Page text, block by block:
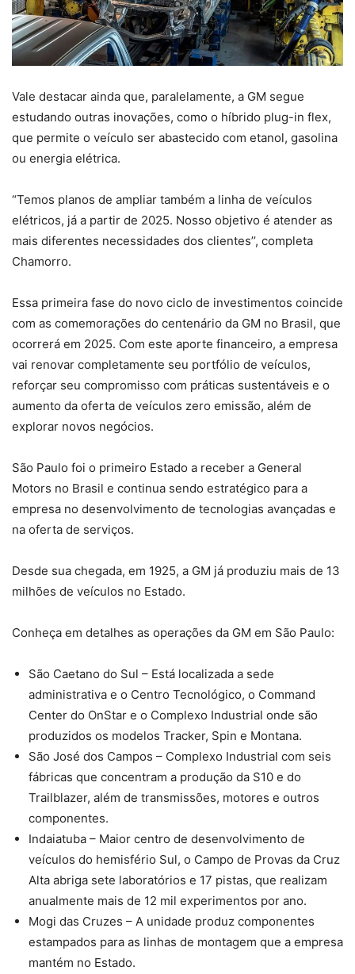
Vale destacar ainda que, paralelamente, a GM segue
estudando outras inovações, como o híbrido plug-in flex,
que permite o veículo ser abastecido com etanol, gasolina
ou energia elétrica.
“Temos planos de ampliar também a linha de veículos
elétricos, já a partir de 2025. Nosso objetivo é atender as
mais diferentes necessidades dos clientes’’, completa
Chamorro.
Essa primeira fase do novo ciclo de investimentos coincide
com as comemorações do centenário da GM no Brasil, que
ocorrerá em 2025. Com este aporte financeiro, a empresa
vai renovar completamente seu portfólio de veículos,
reforçar seu compromisso com práticas sustentáveis e o
aumento da oferta de veículos zero emissão, além de
explorar novos negócios.
São Paulo foi o primeiro Estado a receber a General
Motors no Brasil e continua sendo estratégico para a
empresa no desenvolvimento de tecnologias avançadas e
na oferta de serviços.
Desde sua chegada, em 1925, a GM já produziu mais de 13
milhões de veículos no Estado.
Conheça em detalhes as operações da GM em São Paulo:
São Caetano do Sul – Está localizada a sede
administrativa e o Centro Tecnológico, o Command
Center do OnStar e o Complexo Industrial onde são
produzidos os modelos Tracker, Spin e Montana.
São José dos Campos – Complexo Industrial com seis
fábricas que concentram a produção da S10 e do
Trailblazer, além de transmissões, motores e outros
componentes.
Indaiatuba – Maior centro de desenvolvimento de
veículos do hemisfério Sul, o Campo de Provas da Cruz
Alta abriga sete laboratórios e 17 pistas, que realizam
anualmente mais de 12 mil experimentos por ano.
Mogi das Cruzes – A unidade produz componentes
estampados para as linhas de montagem que a empresa
mantém no Estado.